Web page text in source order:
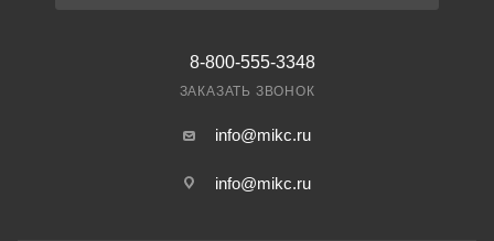
8-800-555-3348
ЗАКАЗАТЬ ЗВОНОК
info@mikc.ru
info@mikc.ru